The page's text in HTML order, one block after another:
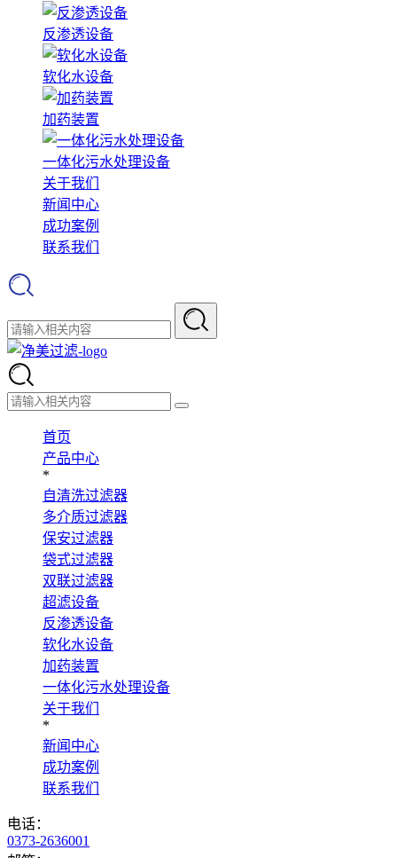
反渗透设备
软化水设备
加药装置
一体化污水处理设备
关于我们
新闻中心
成功案例
联系我们
首页
产品中心
*
自清洗过滤器
多介质过滤器
保安过滤器
袋式过滤器
双联过滤器
超滤设备
反渗透设备
软化水设备
加药装置
一体化污水处理设备
关于我们
*
新闻中心
成功案例
联系我们
电话：
0373-2636001